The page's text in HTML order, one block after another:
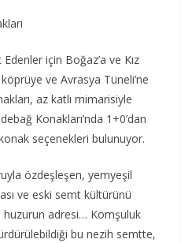
için Boğaz’a ve Kız
ve Avrasya Tüneli’ne
az katlı mimarisiyle
Konakları’nda 1+0’dan
seçenekleri bulunuyor.
özdeşleşen, yemyeşil
ve eski semt kültürünü
huzurun adresi… Komşuluk
bu nezih semtte,